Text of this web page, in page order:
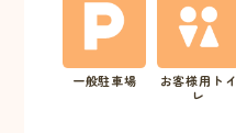
一般駐車場
お客様用トイ
レ